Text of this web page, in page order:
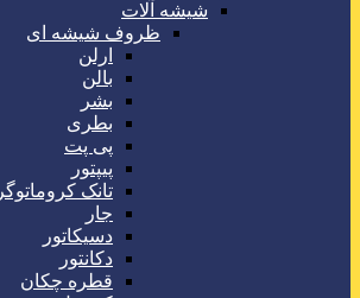
شیشه آلات
ظروف شیشه ای
ارلن
بالن
بشر
بطری
پی پت
پیپتور
تانک
جار
دسیکاتور
دکانتور
قطره چکان